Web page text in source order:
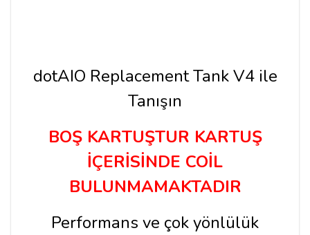
dotAIO Replacement Tank V4 ile
Tanışın
BOŞ KARTUŞTUR KARTUŞ
İÇERİSİNDE COİL
BULUNMAMAKTADIR
Performans ve çok yönlülük